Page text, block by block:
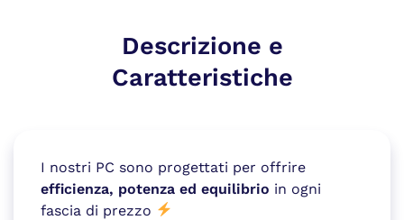
Descrizione e
Caratteristiche
I nostri PC sono progettati per offrire
efficienza, potenza ed equilibrio in ogni
fascia di prezzo